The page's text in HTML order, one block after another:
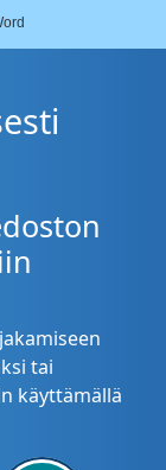
tai
käyttämällä